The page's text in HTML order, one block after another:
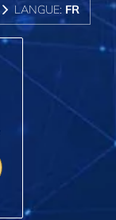
LANGUE: FR